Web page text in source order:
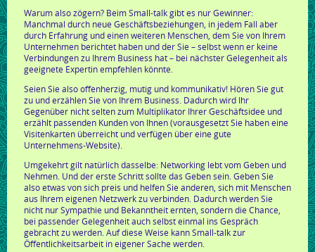
Warum also zögern? Beim Small-talk gibt es nur Gewinner:
Manchmal durch neue Geschäftsbeziehungen, in jedem Fall aber
durch Erfahrung und einen weiteren Menschen, dem Sie von Ihrem
Unternehmen berichtet haben und der Sie – selbst wenn er keine
Verbindungen zu Ihrem Business hat – bei nächster Gelegenheit als
geeignete Expertin empfehlen könnte.
Seien Sie also offenherzig, mutig und kommunikativ! Hören Sie gut
zu und erzählen Sie von Ihrem Business. Dadurch wird Ihr
Gegenüber nicht selten zum Multiplikator Ihrer Geschäftsidee und
erzählt passenden Kunden von Ihnen (vorausgesetzt Sie haben eine
Visitenkarten überreicht und verfügen über eine gute
Unternehmens-Website).
Umgekehrt gilt natürlich dasselbe: Networking lebt vom Geben und
Nehmen. Und der erste Schritt sollte das Geben sein. Geben Sie
also etwas von sich preis und helfen Sie anderen, sich mit Menschen
aus Ihrem eigenen Netzwerk zu verbinden. Dadurch werden Sie
nicht nur Sympathie und Bekanntheit ernten, sondern die Chance,
bei passender Gelegenheit auch selbst einmal ins Gespräch
gebracht zu werden. Auf diese Weise kann Small-talk zur
Öffentlichkeitsarbeit in eigener Sache werden.